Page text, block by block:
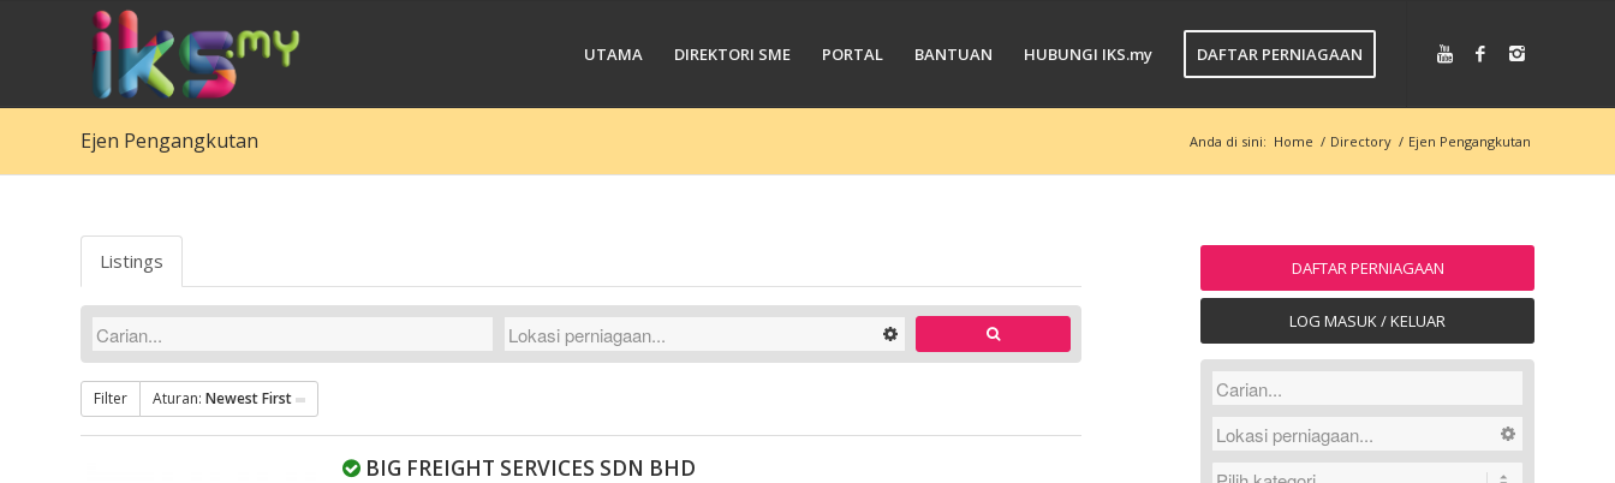
UTAMA DIREKTORI SME PORTAL BANTUAN HUBUNGI IKS.my DAFTAR PERNIAGAAN
Ejen Pengangkutan Anda di sini: Home / Directory / Ejen Pengangkutan
Listings
Filter Aturan: Newest First
BIG FREIGHT SERVICES SDN BHD
DAFTAR PERNIAGAAN
LOG MASUK / KELUAR